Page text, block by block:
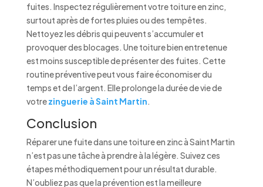
fuites. Inspectez régulièrement votre toiture en zinc,
surtout après de fortes pluies ou des tempêtes.
Nettoyez les débris qui peuvent s’accumuler et
provoquer des blocages. Une toiture bien entretenue
est moins susceptible de présenter des fuites. Cette
routine préventive peut vous faire économiser du
temps et de l’argent. Elle prolonge la durée de vie de
votrezinguerie à Saint Martin.
Conclusion
Réparer une fuite dans une toiture en zinc à Saint Martin
n’est pas une tâche à prendre à la légère. Suivez ces
étapes méthodiquement pour un résultat durable.
N’oubliez pas que la prévention est la meilleure